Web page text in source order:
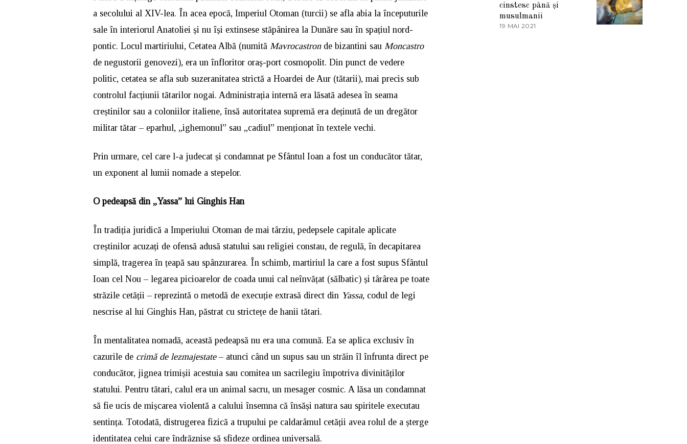
a secolului al XIV-lea. În acea epocă, Imperiul Otoman (turcii) se afla abia la începuturile
sale în interiorul Anatoliei și nu își extinsese stăpânirea la Dunăre sau în spațiul nord-
pontic. Locul martiriului, Cetatea Albă (numită Mavrocastronde bizantini sau Moncastro
de negustorii genovezi), era un înfloritor oraș-port cosmopolit. Din punct de vedere
politic, cetatea se afla sub suzeranitatea strictă a Hoardei de Aur (tătarii), mai precis sub
controlul facțiunii tătarilor nogai. Administrația internă era lăsată adesea în seama
creștinilor sau a coloniilor italiene, însă autoritatea supremă era deținută de un dregător
militar tătar – eparhul, „ighemonul” sau „cadiul” menționat în textele vechi.
Prin urmare, cel care l-a judecat și condamnat pe Sfântul Ioan a fost un conducător tătar,
un exponent al lumii nomade a stepelor.
O pedeapsă din „Yassa” lui Ginghis Han
În tradiția juridică a Imperiului Otoman de mai târziu, pedepsele capitale aplicate
creștinilor acuzați de ofensă adusă statului sau religiei constau, de regulă, în decapitarea
simplă, tragerea în țeapă sau spânzurarea. În schimb, martiriul la care a fost supus Sfântul
Ioan cel Nou – legarea picioarelor de coada unui cal neînvățat (sălbatic) și târârea pe toate
străzile cetății – reprezintă o metodă de execuție extrasă direct din Yassa, codul de legi
nescrise al lui Ginghis Han, păstrat cu strictețe de hanii tătari.
În mentalitatea nomadă, această pedeapsă nu era una comună. Ea se aplica exclusiv în
cazurile de crimă de lezmajestate– atunci când un supus sau un străin îl înfrunta direct pe
conducător, jignea trimișii acestuia sau comitea un sacrilegiu împotriva divinităților
statului. Pentru tătari, calul era un animal sacru, un mesager cosmic. A lăsa un condamnat
să fie ucis de mișcarea violentă a calului însemna că însăși natura sau spiritele executau
sentința. Totodată, distrugerea fizică a trupului pe caldarâmul cetății avea rolul de a șterge
identitatea celui care îndrăznise să sfideze ordinea universală.
U
S
cinstesc până și
musulmanii
19 MAI 2021